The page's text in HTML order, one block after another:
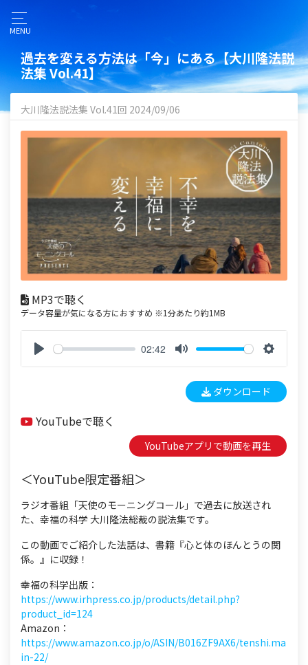
MENU
過去を変える方法は「今」にある【大川隆法説
法集 Vol.41】
大川隆法説法集 Vol.41回 2024/09/06
MP3で聴く
データ容量が気になる方におすすめ ※1分あたり約1MB
02:42
e
t
n
g
ダウンロード
YouTubeで聴く
YouTubeアプリで動画を再生
＜YouTube限定番組＞
ラジオ番組「天使のモーニングコール」で過去に放送され
た、幸福の科学 大川隆法総裁の説法集です。
この動画でご紹介した法話は、書籍『心と体のほんとうの関
係。』に収録！
幸福の科学出版：
https://www.irhpress.co.jp/products/detail.php?
product_id=124
Amazon：
https://www.amazon.co.jp/o/ASIN/B016ZF9AX6/tenshi.ma
in-22/